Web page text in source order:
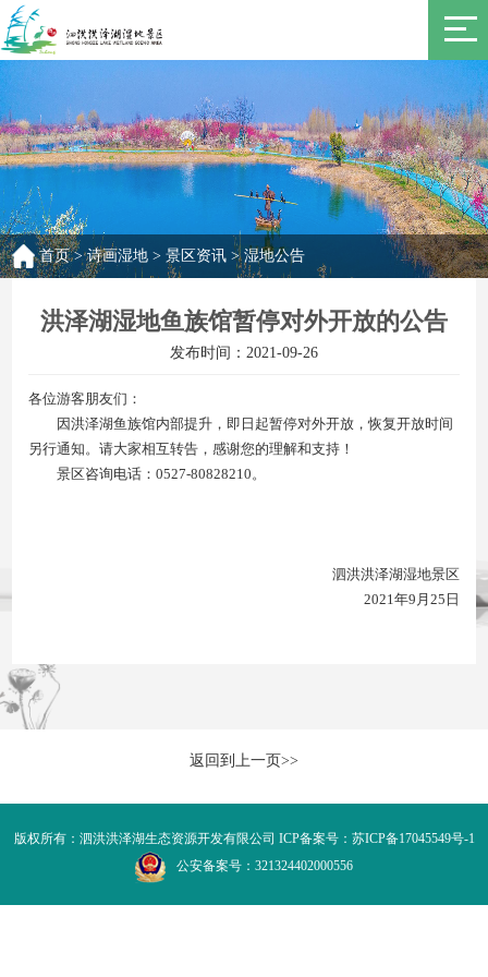
首页>诗画湿地 >景区资讯 >湿地公告
洪泽湖湿地鱼族馆暂停对外开放的公告
发布时间：2021-09-26
各位游客朋友们：
因洪泽湖鱼族馆内部提升，即日起暂停对外开放，恢复开放时间
另行通知。请大家相互转告，感谢您的理解和支持！
景区咨询电话：0527-80828210。
泗洪洪泽湖湿地景区
2021年9月25日
返回到上一页>>
版权所有：泗洪洪泽湖生态资源开发有限公司 ICP备案号： 苏ICP备17045549号-1
公安备案号：321324402000556